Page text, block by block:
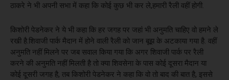
ठाकरे ने भी अपनी सभा में कहा कि कोई कुछ भी कर ले,हमारी रैली वहीं होगी.
किशोरी पेडनेकर ने ये भी कहा कि हर जगह पर जहां भी अनुमति चाहिए वो हमने ले
रखी है.शिवाजी पार्क मैदान में होने वाली रैली को जान बूझ के अटकाया गया है. वहीं
अनुमति नहीं मिलने पर जब सवाल किया गया कि अगर शिवाजी पार्क पर रैली
करने की अनुमति नहीं मिलती है तो क्या शिवसेना के पास कोई दूसरा मैदान या
कोई दूसरी जगह है, तब किशोरी पेडनेकर ने कहा कि वो तो बाद की बात है, इससे